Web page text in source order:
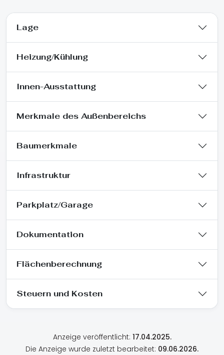
Lage
Heizung/Kühlung
Innen-Ausstattung
Merkmale des Außenbereichs
Baumerkmale
Infrastruktur
Parkplatz/Garage
Dokumentation
Flächenberechnung
Steuern und Kosten
Anzeige veröffentlicht: 17.04.2025.
Die Anzeige wurde zuletzt bearbeitet: 09.06.2026.